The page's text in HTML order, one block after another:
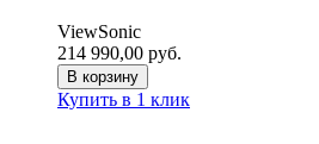
ViewSonic
214 990,00 руб.
В корзину
Купить в 1 клик